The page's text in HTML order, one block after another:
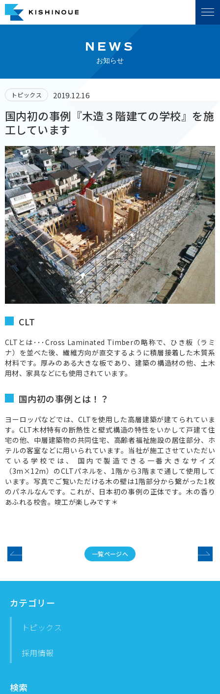
NEWS
お知らせ
トピックス 2019.12.16
国内初の事例『木造３階建ての学校』を施
工しています
CLT
CLTとは･･･Cross Laminated Timberの略称で、ひき板（ラミ
ナ）を並べた後、繊維方向が直交するように積層接着した木質系
材料です。厚みのある大きな板であり、建築の構造材の他、土木
用材、家具などにも使用されています。
国内初の事例とは！？
ヨーロッパなどでは、CLTを使用した高層建築が建てられていま
す。CLT木材特有の断熱性と壁式構造の特性をいかして戸建て住
宅の他、中層建築物の共同住宅、高齢者福祉施設の居住部分、ホ
テルの客室などに用いられています。当社が施工させていただい
ている学校では、 国内で製造できる一番大きなサイズ
（3m×12m）のCLTパネルを、1階から3階まで通して使用して
います。写真でご覧いただける木の壁は1階部分から繋がった1枚
のパネルなんです。これが、日本初の事例の正体です。木の香り
あふれる校舎。竣工が楽しみです＊
一覧ページへ
カテゴリー
トピックス
採用情報
検索